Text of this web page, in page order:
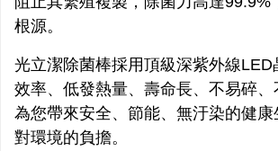
根源。
光立潔除菌棒採用頂級深紫外線
效率、低發熱量、壽命長、不易碎、
為您帶來安全、節能、無汙染的健
對環境的負擔。